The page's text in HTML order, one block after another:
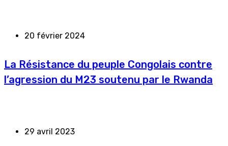
20 février 2024
La Résistance du peuple Congolais contre
l’agression du M23 soutenu par le Rwanda
29 avril 2023